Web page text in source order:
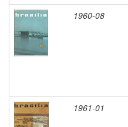
1960-08
1961-01